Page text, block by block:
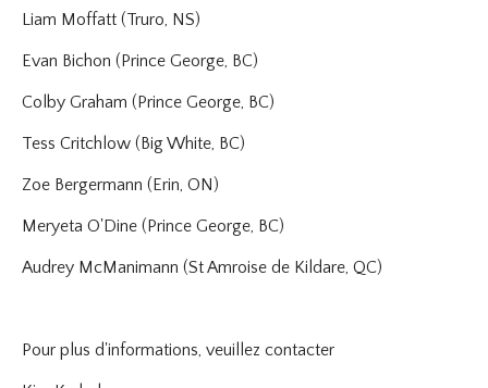
Liam Moffatt (Truro, NS)
Evan Bichon (Prince George, BC)
Colby Graham (Prince George, BC)
Tess Critchlow (Big White, BC)
Zoe Bergermann (Erin, ON)
Meryeta O'Dine (Prince George, BC)
Audrey McManimann (St Amroise de Kildare, QC)
Pour plus d'informations, veuillez contacter